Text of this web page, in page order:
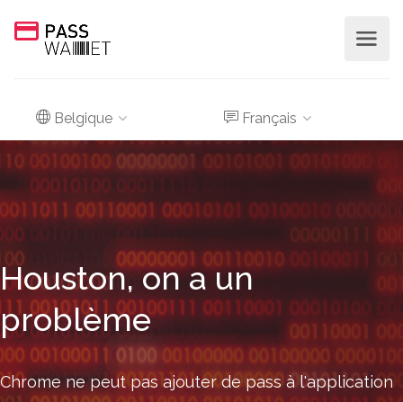
Belgique Français
Houston, on a un
problème
Chrome ne peut pas ajouter de pass à l'application